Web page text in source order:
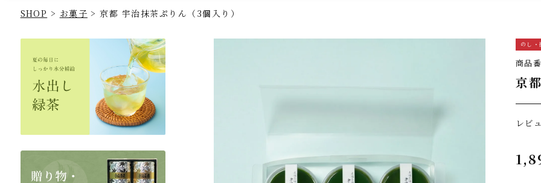
SHOP お菓子 京都 宇治抹茶ぷりん（3個入り）
のし・
商品
京
レビ